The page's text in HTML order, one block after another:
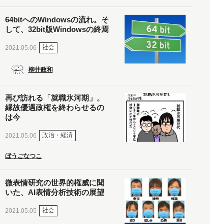
64bitへのWindowsの流れ。そ
して、32bit版Windowsの終焉
2021.05.06 社会
柳井政和
再び訪れる「就職氷河期」。
縁故優遇政権を終わらせるの
は今
2021.05.06 政治・経済
ぼうごなつこ
微表情研究の世界的権威に聞
いた、AI表情分析技術の展望
2021.05.05 社会